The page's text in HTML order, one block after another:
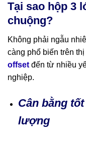
Tại sao hộp 3
chuộng?
Không phải ngẫu
càng phổ biến trên
offset đến từ nhiều
nghiệp.
Cân bằng
lượng